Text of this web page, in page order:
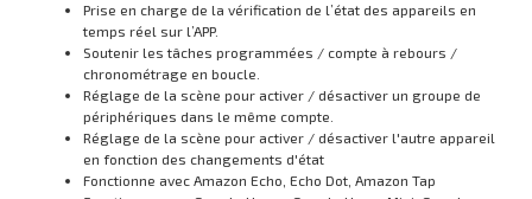
Prise en charge de la vérification de l’état des appareils en
temps réel sur l’APP.
Soutenir les tâches programmées / compte à rebours /
chronométrage en boucle.
Réglage de la scène pour activer / désactiver un groupe de
périphériques dans le même compte.
Réglage de la scène pour activer / désactiver l'autre appareil
en fonction des changements d'état
Fonctionne avec Amazon Echo, Echo Dot, Amazon Tap